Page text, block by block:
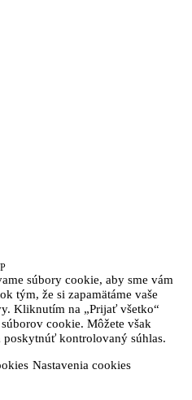
súbory cookie, aby sme vám
tým, že si zapamätáme vaše
Kliknutím na „Prijať všetko“
cookie. Môžete však
poskytnúť kontrolovaný súhlas.
Nastavenia cookies